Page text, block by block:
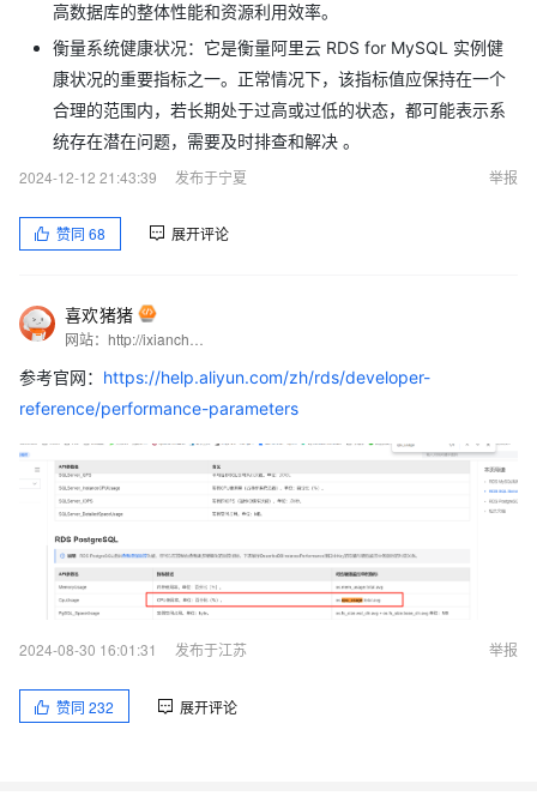
疑问
对于一个4c的rds实例，被下面两套问题绕晕了，问题集中在
受累大佬按下面两套问题帮忙捋一捋
问题的分支1：
这个值应该代表的是mysql进程的cpu使用率对吧（不是的话受累告
诉一下含义），它是不是所有核时间片使用率的求和
如果是，是否意味着这个值的范围是 0-400%
以及，mysql.cpu_usage=200%时为什么会触发平均cpu使用
>90%的告警，200% / 400%，cpu平均使用率大约50%左右
问题的分支2
如果这个值不是所有核时间片使用率的求和，
mysql.cpu_usage=100%是不是已经意味着当前rds实例所有cpu都
已经满负载了
（还是说100%及以下正常，否则不正常，但200%代表不正常到了
高数据库的整体性能和资源利用效率。
衡量系统健康状况：它是衡量阿里云 RDS for MySQL 实例健
康状况的重要指标之一。正常情况下，该指标值应保持在一个
合理的范围内，若长期处于过高或过低的状态，都可能表示系
统存在潜在问题，需要及时排查和解决 。
2024-12-12 21:43:39
发布于宁夏 举报
赞同 68 展开评论
喜欢猪猪
参考官网： https://help.aliyun.com/zh/rds/developer-
reference/performance-parameters
2024-08-30 16:01:31 发布于江苏 举报
赞同 232 展开评论